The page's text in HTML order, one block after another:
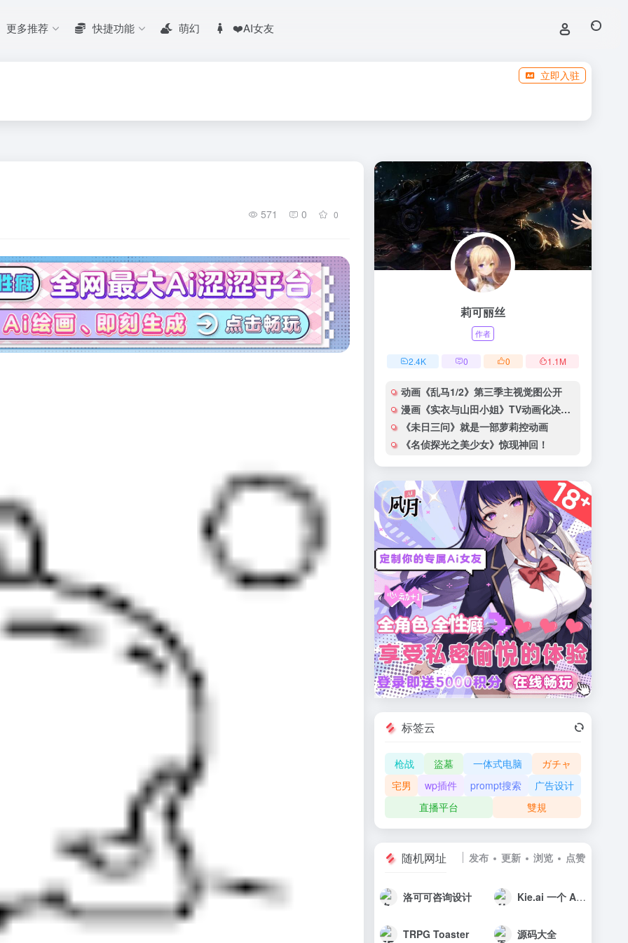
更多推荐 快捷功能 萌幻 ❤️AI女友
立即入驻
571 0 0
莉可丽丝
作者
2.4K 0 0 1.1M
动画《乱马1/2》第三季主视觉图公开
漫画《实衣与山田小姐》TV动画化决定！
《未日三问》就是一部萝莉控动画
《名侦探光之美少女》惊现神回！
标签云
枪战 盜墓 一体式电脑
ガチャ
宅男
wp插件 prompt搜索
广告设计
直播平台
雙規
随机网址 发布 更新 浏览 点赞
洛可可咨询设计 Kie.ai 一个 API 接入所有顶级 AI 模型 – 在 体验高性价比 AI API
TRPG Toaster 源码大全